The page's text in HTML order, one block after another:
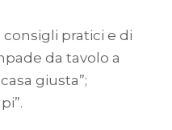
pratici e di
da tavolo a
giusta”;